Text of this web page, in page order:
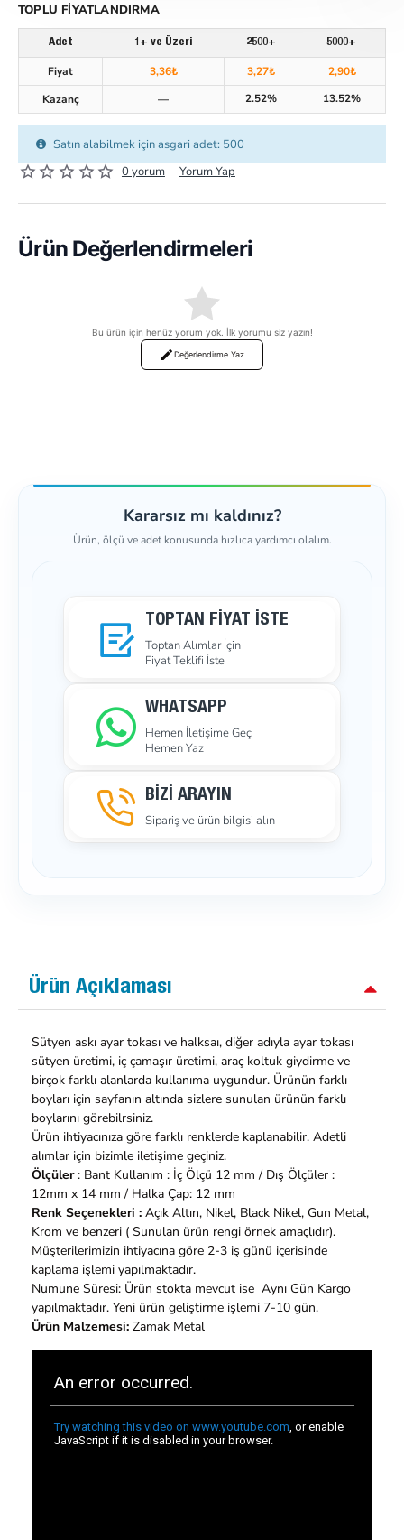
0 yorum - Yorum Yap
Satın alabilmek için asgari adet: 500
TOPLU FIYATLANDIRMA
Adet 1+ ve Üzeri 2500+ 5000+
Fiyat 3,36₺ 3,27₺
2,90₺
Kazanç
— 2.52% 13.52%
Ürün Değerlendirmeleri
Bu ürün için henüz yorum yok. İlk yorumu siz yazın!
Değerlendirme Yaz
Kararsız mı kaldınız?
Ürün, ölçü ve adet konusunda hızlıca yardımcı olalım.
TOPTAN FIYAT İSTE
Toptan Alımlar İçin
Fiyat Teklifi İste
WHATSAPP
Hemen İletişime Geç
Hemen Yaz
BİZİ ARAYIN
Sipariş ve ürün bilgisi alın
Ürün Açıklaması
Sütyen askı ayar tokası ve halksaı, diğer adıyla ayar tokası
sütyen üretimi, iç çamaşır üretimi, araç koltuk giydirme ve
birçok farklı alanlarda kullanıma uygundur. Ürünün farklı
boyları için sayfanın altında sizlere sunulan ürünün farklı
boylarını görebilrsiniz.
Ürün ihtiyacınıza göre farklı renklerde kaplanabilir. Adetli
alımlar için bizimle iletişime geçiniz.
Ölçüler: Bant Kullanım : İç Ölçü 12 mm / Dış Ölçüler :
12mm x 14 mm / Halka Çap: 12 mm
Renk Seçenekleri : Açık Altın, Nikel, Black Nikel, Gun Metal,
Krom ve benzeri ( Sunulan ürün rengi örnek amaçlıdır).
Müşterilerimizin ihtiyacına göre 2-3 iş günü içerisinde
kaplama işlemi yapılmaktadır.
Numune Süresi: Ürün stokta mevcut ise Aynı Gün Kargo
yapılmaktadır. Yeni ürün geliştirme işlemi 7-10 gün.
Ürün Malzemesi: Zamak Metal